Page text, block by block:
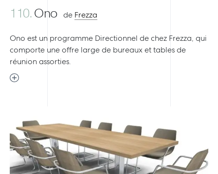
110.Ono de Frezza
Ono est un programme Directionnel de chez Frezza, qui
comporte une offre large de bureaux et tables de
réunion assorties.